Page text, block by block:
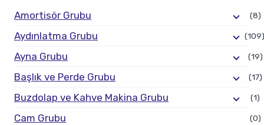
Amortisör Grubu (8)
Aydınlatma Grubu (109)
Ayna Grubu (19)
Başlık ve Perde Grubu (17)
Buzdolap ve Kahve Makina Grubu (1)
Cam Grubu (0)